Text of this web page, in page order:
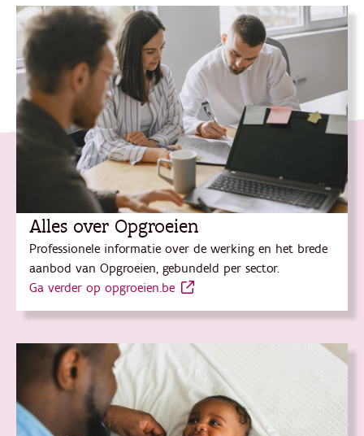
Alles over Opgroeien
Professionele informatie over de werking en het brede
aanbod van Opgroeien, gebundeld per sector.
Ga verder op opgroeien.be